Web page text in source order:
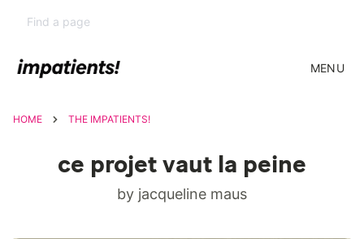
MENU
HOME THE IMPATIENTS!
ce projet vaut la peine
by jacqueline maus